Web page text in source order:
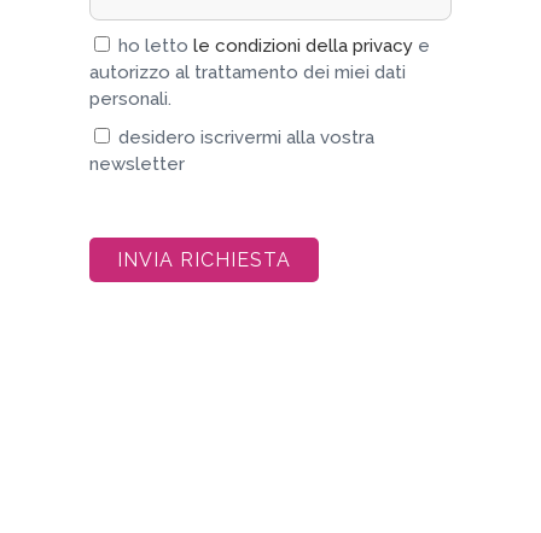
ho letto le condizioni della privacy e
autorizzo al trattamento dei miei dati
personali.
desidero iscrivermi alla vostra
newsletter